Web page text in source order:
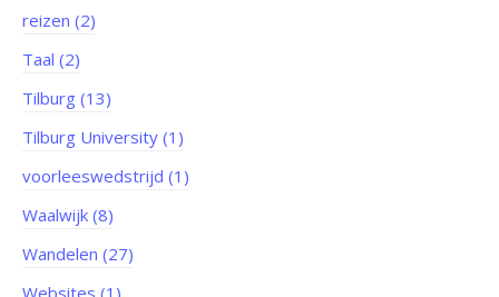
reizen (2)
Taal (2)
Tilburg (13)
Tilburg University (1)
voorleeswedstrijd (1)
Waalwijk (8)
Wandelen (27)